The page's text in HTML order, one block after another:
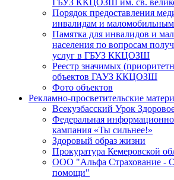
Порядок предоставления
инвалидам и
Памятка для инвалидов и
населения по вопросам
услуг в ГБУЗ ККЦОЗШ
Реестр значимых
объектов ГАУЗ ККЦОЗШ
Фото объектов
Рекламно-просветительские
Всекузбасский Урок
Федеральная
кампания «Ты сильнее!»
Здоровый образ жизни
Прокуратура Кемеровской
ООО "Альфа Страхование -
помощи"